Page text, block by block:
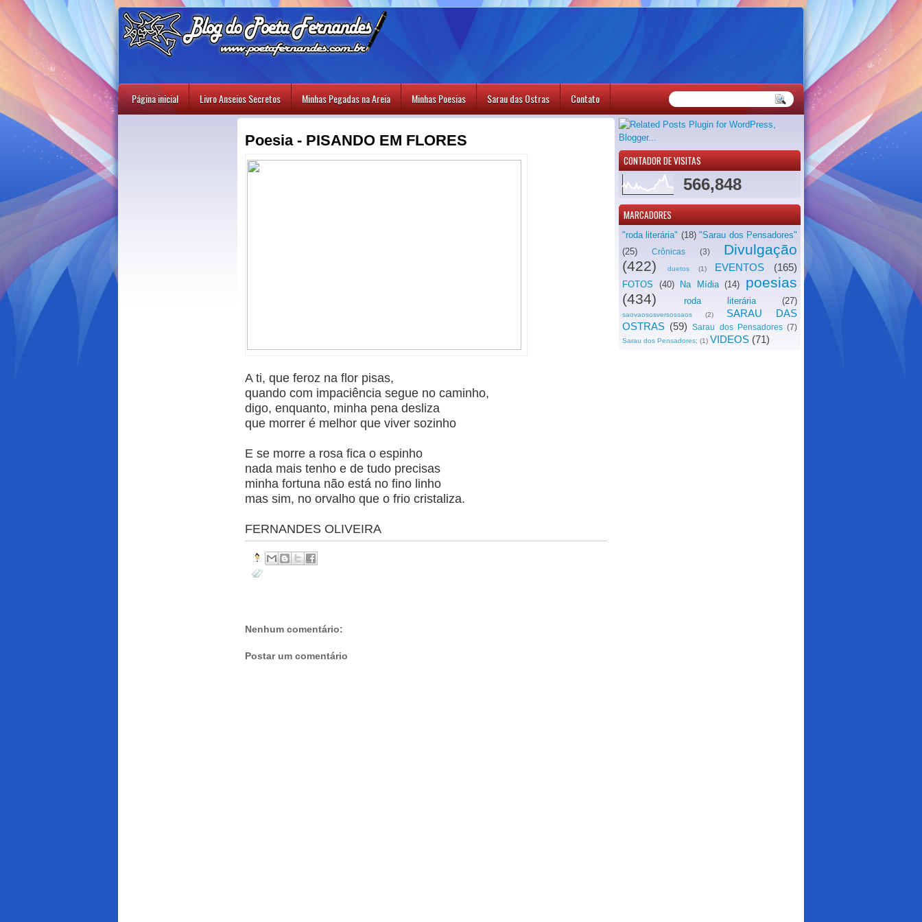
Página inicial Livro Anseios Secretos Minhas Pegadas na Areia Minhas Poesias Sarau das Ostras Contato
CONTADOR DE VISITAS
566,848
MARCADORES
"roda literária" (18) "Sarau dos Pensadores"
(25)
Crônicas (3)
Divulgação
(422)
duetos (1) EVENTOS (165)
FOTOS (40) Na Mídia (14)
poesias
(434)
roda literária (27)
saovaososversossaos (2)
SARAU DAS
OSTRAS (59) Sarau dos Pensadores (7)
Sarau dos Pensadores; (1) VIDEOS (71)
Poesia - PISANDO EM FLORES
A ti, que feroz na flor pisas,
quando com impaciência segue no caminho,
digo, enquanto, minha pena desliza
que morrer é melhor que viver sozinho
E se morre a rosa fica o espinho
nada mais tenho e de tudo precisas
minha fortuna não está no fino linho
mas sim, no orvalho que o frio cristaliza.
FERNANDES OLIVEIRA
Nenhum comentário:
Postar um comentário